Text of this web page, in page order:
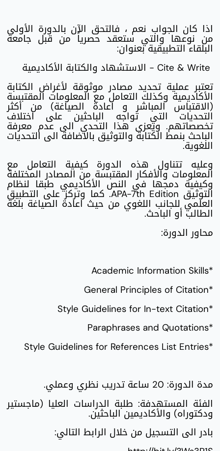
اذا كان الجواب نعم ، فالتحق الآن بالدورة الأولى
من نوعها والتي ستعقد حصرياً من قبل جامعة
البلقاء التطبيقية بعنوان:
تعتبر عملية تحديد مصادر موثوقة لأغراض الكتابة
الأكاديمية وكذلك التعامل مع المعلومات المقتبسة
(الاقتباس المباشر و اعادة الصياغة) من أكثر
التحديات التي تواجه الباحثين على اختلاف
تخصصاتهم. ويعزى هذا التحدي الى عدم معرفة
الباحث بنمط الكتابة والتوثيق بالاضافة الى التحديات
اللغوية.
وعليه تتناول هذه الدورة كيفية التعامل مع
المعلومات والأفكار المقتبسة من المصادر المختلفة
وكيفية دمجها في النص الأكاديمي طبقا لنظام
التوثيق APA-7th Edition. كما وتركز على التطبيق
العلمي للجانب اللغوي من حيث اعادة الصياغة بلغة
الطالب أو الباحث.
محاور الدورة:
*Academic Information Skills
*General Principles of Citation
*Style Guidelines for In-text Citation
*Paraphrases and Quotations
*Style Guidelines for References List Entries
مدة الدورة: 20 ساعة تدريب نظري وعملي.
الفئة المستهدفة: طلبة الدراسات العليا (ماجستير
ودكتوراه) والأكاديمين الباحثين.
بادر الى التسجيل من خلال الرابط التالي: